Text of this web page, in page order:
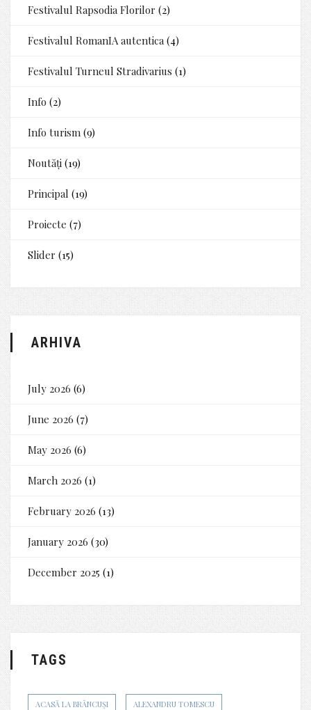
Festivalul Rapsodia Florilor (2)
Festivalul RomanIA autentica (4)
Festivalul Turneul Stradivarius (1)
Info (2)
Info turism (9)
Noutăți (19)
Principal (19)
Proiecte (7)
Slider (15)
ARHIVA
July 2026 (6)
June 2026 (7)
May 2026 (6)
March 2026 (1)
February 2026 (13)
January 2026 (30)
December 2025 (1)
TAGS
ACASĂ LA BRÂNCUȘI ALEXANDRU TOMESCU